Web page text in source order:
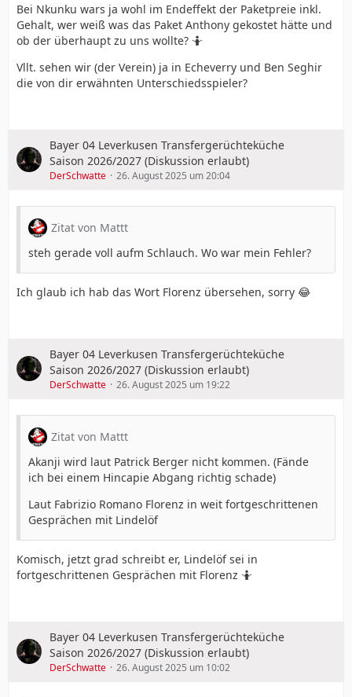
Bei Nkunku wars ja wohl im Endeffekt der Paketpreie inkl.
Gehalt, wer weiß was das Paket Anthony gekostet hätte und
ob der überhaupt zu uns wollte? 🤷
Vllt. sehen wir (der Verein) ja in Echeverry und Ben Seghir
die von dir erwähnten Unterschiedsspieler?
Bayer 04 Leverkusen Transfergerüchteküche
Saison 2026/2027 (Diskussion erlaubt)
DerSchwatte 26. August 2025 um 20:04
Zitat von Mattt
steh gerade voll aufm Schlauch. Wo war mein Fehler?
Ich glaub ich hab das Wort Florenz übersehen, sorry 😂
Bayer 04 Leverkusen Transfergerüchteküche
Saison 2026/2027 (Diskussion erlaubt)
DerSchwatte 26. August 2025 um 19:22
Zitat von Mattt
Akanji wird laut Patrick Berger nicht kommen. (Fände
ich bei einem Hincapie Abgang richtig schade)
Laut Fabrizio Romano Florenz in weit fortgeschrittenen
Gesprächen mit Lindelöf
Komisch, jetzt grad schreibt er, Lindelöf sei in
fortgeschrittenen Gesprächen mit Florenz 🤷
Bayer 04 Leverkusen Transfergerüchteküche
Saison 2026/2027 (Diskussion erlaubt)
DerSchwatte 26. August 2025 um 10:02